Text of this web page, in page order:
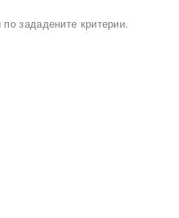
зададените критерии.